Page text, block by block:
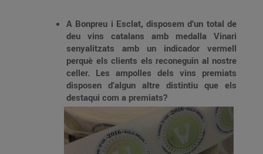
A Bonpreu i Esclat, disposem d’un total de
deu vins catalans amb medalla Vinari
senyalitzats amb un indicador vermell
perquè els clients els reconeguin al nostre
celler. Les ampolles dels vins premiats
disposen d’algun altre distintiu que els
destaqui com a premiats?